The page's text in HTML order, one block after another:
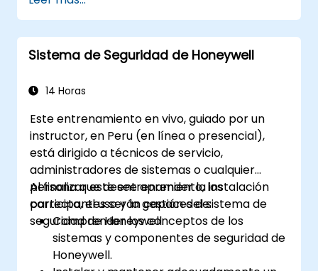
Fortigate 600E, incluidas tareas básicas
como configurar interfaces,
enrutamiento y políticas iniciales del
firewall.
avanzadas de seguridad, como SSL VPN,
filtrado web y capacidades anti-malware
para protegerse contra diversas
amenazas de red.
Diagnosticar problemas comunes en
configuraciones HA y gestionar
eficazmente entornos HA.
Sistema de Seguridad de Honeywell
14 Horas
Este entrenamiento en vivo, guiado por un
instructor, en Peru (en línea o presencial),
está dirigido a técnicos de servicio,
administradores de sistemas o cualquier
persona que desee aprender la instalación
correcta, el uso y la gestión del sistema de
seguridad de Honeywell.
Al finalizar este entrenamiento, los
participantes serán capaces de:
Comprender los conceptos de los
sistemas y componentes de seguridad de
Honeywell.